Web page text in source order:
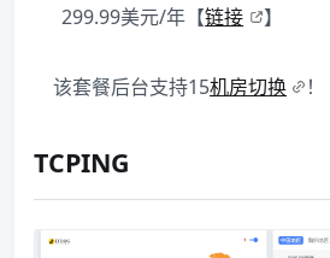
299.99美元/年【链接 】
该套餐后台支持15机房切换 ！
TCPING